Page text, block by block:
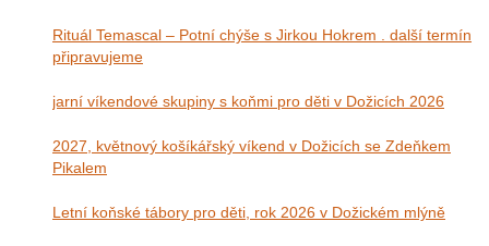
Rituál Temascal – Potní chýše s Jirkou Hokrem . další termín
připravujeme
jarní víkendové skupiny s koňmi pro děti v Dožicích 2026
2027, květnový košíkářský víkend v Dožicích se Zdeňkem
Pikalem
Letní koňské tábory pro děti, rok 2026 v Dožickém mlýně